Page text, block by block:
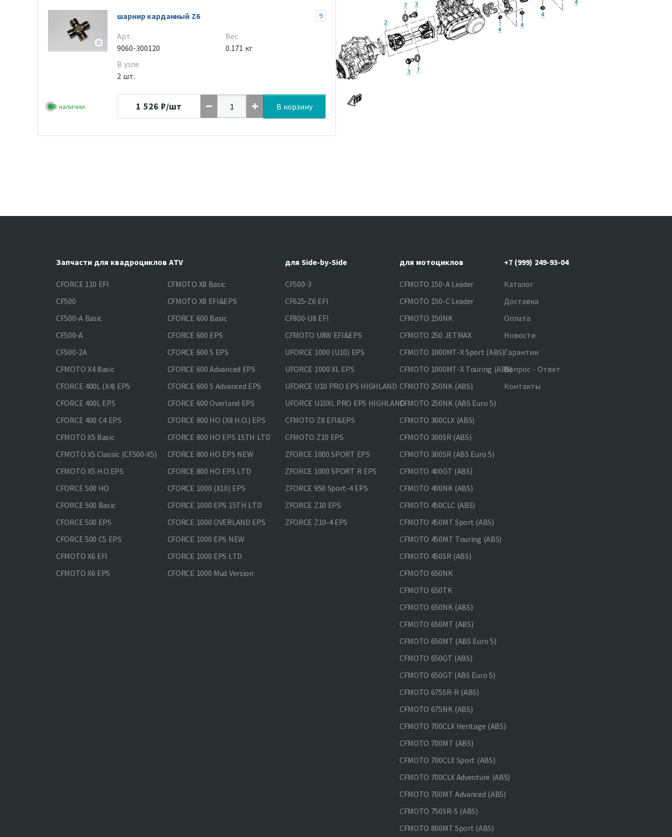
В наличии
шарнир карданный Z6 9
Арт.
9060-300120
В узле
2 шт.
Вес
0.171 кг
1 526 ₽/шт В корзину
Запчасти для квадроциклов ATV
CFORCE 110 EFI
CF500
CF500-A Basic
CF500-A
CF500-2A
CFMOTO X4 Basic
CFORCE 400L (X4) EPS
CFORCE 400L EPS
CFORCE 400 С4 EPS
CFMOTO X5 Basic
CFMOTO X5 Classic (CF500-X5)
CFMOTO X5 H.O.EPS
CFORCE 500 HO
CFORCE 500 Basic
CFORCE 500 EPS
CFORCE 500 С5 EPS
CFMOTO X6 EFI
CFMOTO X6 EPS
CFMOTO X8 Basic
CFMOTO X8 EFI&EPS
CFORCE 600 Basic
CFORCE 600 EPS
CFORCE 600 S EPS
CFORCE 600 Advanced EPS
CFORCE 600 S Advanced EPS
CFORCE 600 Overland EPS
CFORCE 800 HO (X8 H.O.) EPS
CFORCE 800 HO EPS 15TH LTD
CFORCE 800 HO EPS NEW
CFORCE 800 HO EPS LTD
CFORCE 1000 (X10) EPS
CFORCE 1000 EPS 15TH LTD
CFORCE 1000 OVERLAND EPS
CFORCE 1000 EPS NEW
CFORCE 1000 EPS LTD
CFORCE 1000 Mud Version
для Side-by-Side
CF500-3
CF625-Z6 EFI
CF800-U8 EFI
CFMOTO U8W EFI&EPS
UFORCE 1000 (U10) EPS
UFORCE 1000 XL EPS
UFORCE U10 PRO EPS HIGHLAND
UFORCE U10XL PRO EPS HIGHLAND
CFMOTO Z8 EFI&EPS
CFMOTO Z10 EPS
ZFORCE 1000 SPORT EPS
ZFORCE 1000 SPORT R EPS
ZFORCE 950 Sport-4 EPS
ZFORCE Z10 EPS
ZFORCE Z10-4 EPS
для мотоциклов
CFMOTO 150-A Leader
CFMOTO 150-C Leader
CFMOTO 150NK
CFMOTO 250 JETMAX
CFMOTO 1000MT-X Sport (ABS)
CFMOTO 1000MT-X Touring (ABS)
CFMOTO 250NK (ABS)
CFMOTO 250NK (ABS Euro 5)
CFMOTO 300CLX (ABS)
CFMOTO 300SR (ABS)
CFMOTO 300SR (ABS Euro 5)
CFMOTO 400GT (ABS)
CFMOTO 400NK (ABS)
CFMOTO 450CLC (ABS)
CFMOTO 450MT Sport (ABS)
CFMOTO 450MT Touring (ABS)
CFMOTO 450SR (ABS)
CFMOTO 650NK
CFMOTO 650TK
CFMOTO 650NK (ABS)
CFMOTO 650MT (ABS)
CFMOTO 650MT (ABS Euro 5)
CFMOTO 650GT (ABS)
CFMOTO 650GT (ABS Euro 5)
CFMOTO 675SR-R (ABS)
CFMOTO 675NK (ABS)
CFMOTO 700CLX Heritage (ABS)
CFMOTO 700MT (ABS)
CFMOTO 700CLX Sport (ABS)
CFMOTO 700CLX Adventure (ABS)
CFMOTO 700MT Advanced (ABS)
CFMOTO 750SR-S (ABS)
CFMOTO 800MT Sport (ABS)
+7 (999) 249-93-04
Каталог
Доставка
Оплата
Новости
Гарантии
Вопрос - Ответ
Контакты